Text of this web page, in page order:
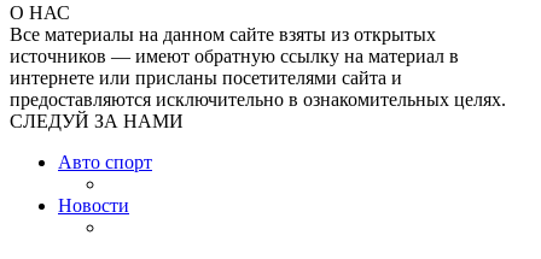
О НАС
Все материалы на данном сайте взяты из открытых
источников — имеют обратную ссылку на материал в
интернете или присланы посетителями сайта и
предоставляются исключительно в ознакомительных целях.
СЛЕДУЙ ЗА НАМИ
Авто спорт
Новости